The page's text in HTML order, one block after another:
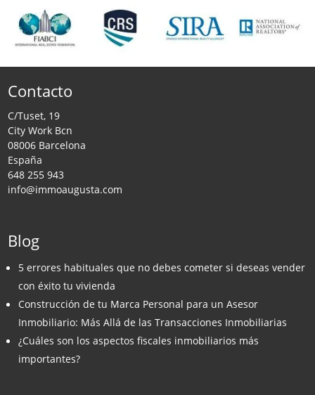
Contacto
C/Tuset, 19
City Work Bcn
08006 Barcelona
España
648 255 943
info@immoaugusta.com
Blog
5 errores habituales que no debes cometer si deseas vender
con éxito tu vivienda
Construcción de tu Marca Personal para un Asesor
Inmobiliario: Más Allá de las Transacciones Inmobiliarias
¿Cuáles son los aspectos fiscales inmobiliarios más
importantes?